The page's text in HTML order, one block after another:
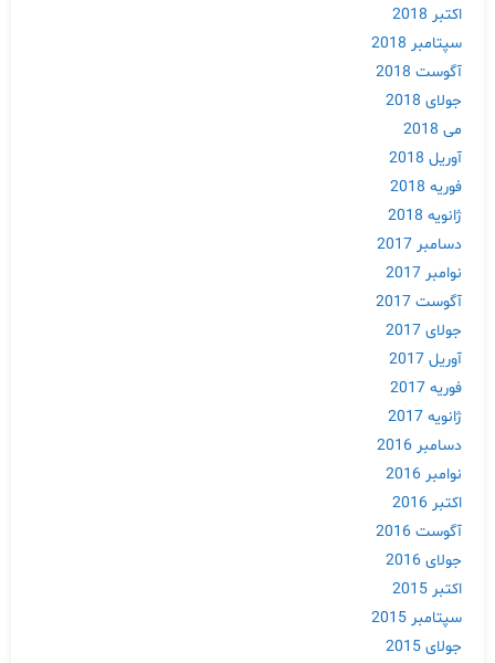
اکتبر 2018
سپتامبر 2018
آگوست 2018
جولای 2018
می 2018
آوریل 2018
فوریه 2018
ژانویه 2018
دسامبر 2017
نوامبر 2017
آگوست 2017
جولای 2017
آوریل 2017
فوریه 2017
ژانویه 2017
دسامبر 2016
نوامبر 2016
اکتبر 2016
آگوست 2016
جولای 2016
اکتبر 2015
سپتامبر 2015
جولای 2015